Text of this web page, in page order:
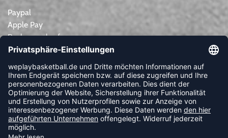
Paypal
Apple Pay
Rechnungskauf
Lastschrift
Kreditkarte
Vorkasse
NEWSLETTER